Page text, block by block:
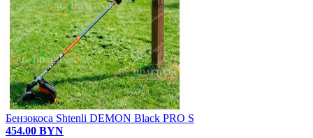
Бензокоса Shtenli DEMON Black PRO S
454.00 BYN